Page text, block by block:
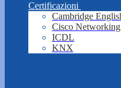
Certificazioni
Cambridge
Cisco
ICDL
KNX